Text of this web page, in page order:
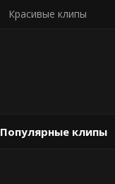
Красивые клипы
Популярные клипы